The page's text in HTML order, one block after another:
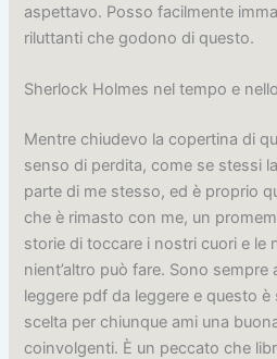
aspettavo. Posso facilmente
riluttanti che godono di questo.
Sherlock Holmes nel tempo e
Mentre chiudevo la copertina di
senso di perdita, come se stessi
parte di me stesso, ed è proprio
che è rimasto con me, un
storie di toccare i nostri cuori e le
nient’altro può fare. Sono sempre
leggere pdf da leggere e questo è
scelta per chiunque ami una
coinvolgenti. È un peccato che